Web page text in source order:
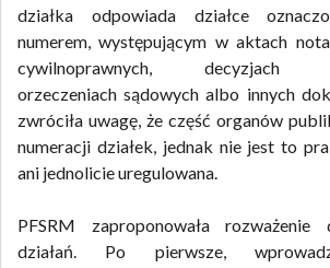
działka odpowiada działce
numerem, występującym w aktach
cywilnoprawnych, decyzjach
orzeczeniach sądowych albo innych
zwróciła uwagę, że część organów
numeracji działek, jednak nie jest to
ani jednolicie uregulowana.
PFSRM zaproponowała rozważenie
działań. Po pierwsze,